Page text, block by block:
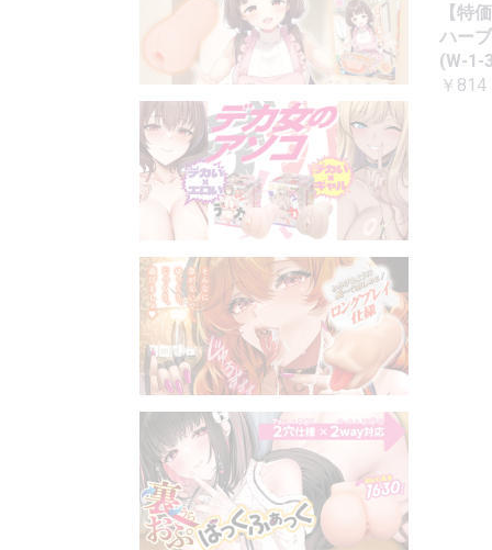
【特
ハー
(W-1-
￥814